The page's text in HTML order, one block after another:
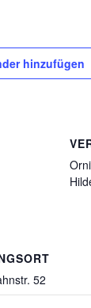
hinzufügen
52